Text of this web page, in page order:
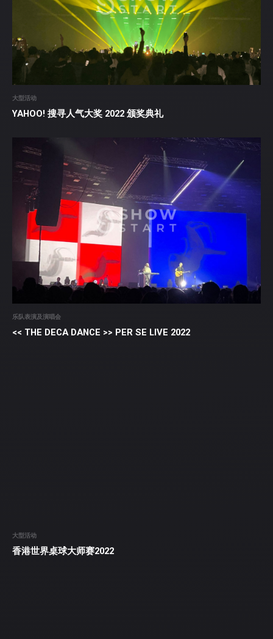
大型活动
YAHOO! 搜寻人气大奖 2022 颁奖典礼
乐队表演及演唱会
<< THE DECA DANCE >> PER SE LIVE 2022
大型活动
香港世界桌球大师赛2022